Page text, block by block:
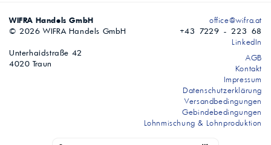
WIFRA Handels GmbH
© 2026 WIFRA Handels GmbH
Unterhaidstraße 42
4020 Traun
office@wifra.at
+43 7229 - 223 68
LinkedIn
AGB
Kontakt
Impressum
Datenschutzerklärung
Versandbedingungen
Gebindebedingungen
Lohnmischung & Lohnproduktion